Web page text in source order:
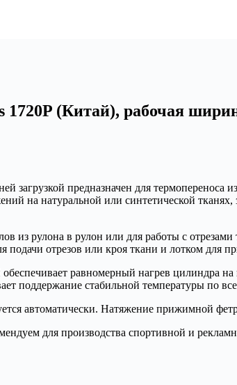
(Китай), рабочая
загрузкой предназначен для
на натуральной или синтетической
из рулона в рулон или для работы с
подачи отрезов или кроя ткани и лотком для
равномерный нагрев цилиндра на
поддержание стабильной температуры
автоматически. Натяжение прижимной
для производства спортивной и